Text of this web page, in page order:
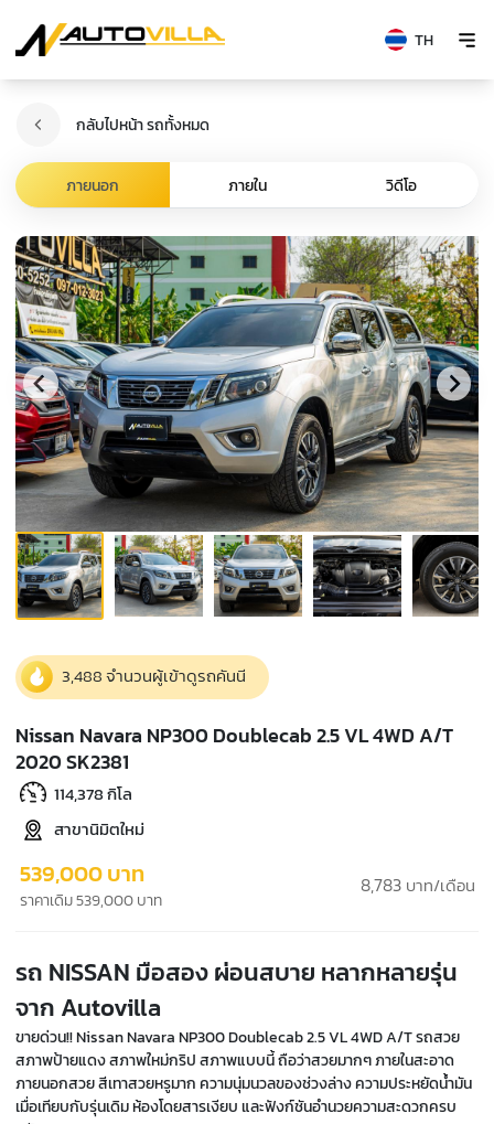
TH
กลับไปหน้า รถทั้งหมด
ภายนอก ภายใน วิดีโอ
3,488 จำนวนผู้เข้าดูรถคันนี
Nissan Navara NP300 Doublecab 2.5 VL 4WD A/T
2020 SK2381
114,378 กิโล
สาขานิมิตใหม่
539,000 บาท
ราคาเดิม 539,000 บาท
8,783 บาท/เดือน
รถ NISSAN มือสอง ผ่อนสบาย หลากหลายรุ่น
จาก Autovilla
ขายด่วน!! Nissan Navara NP300 Doublecab 2.5 VL 4WD A/T รถสวย
สภาพป้ายแดง สภาพใหม่กริป สภาพแบบนี้ ถือว่าสวยมากๆ ภายในสะอาด
ภายนอกสวย สีเทาสวยหรูมาก ความนุ่มนวลของช่วงล่าง ความประหยัดน้ำมัน
เมื่อเทียบกับรุ่นเดิม ห้องโดยสารเงียบ และฟังก์ชันอำนวยความสะดวกครบ